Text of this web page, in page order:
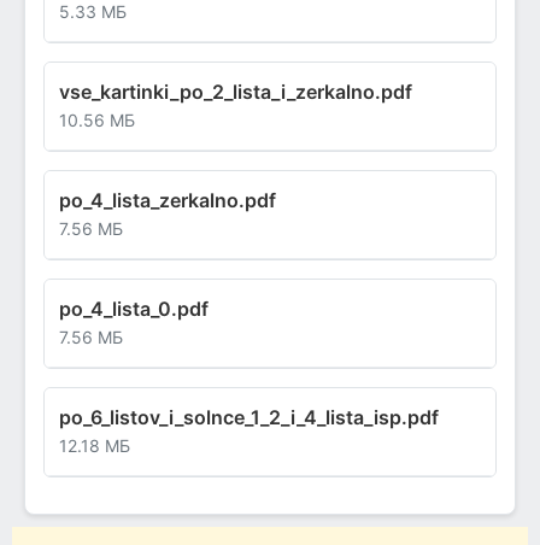
5.33 МБ
vse_kartinki_po_2_lista_i_zerkalno.pdf
10.56 МБ
po_4_lista_zerkalno.pdf
7.56 МБ
po_4_lista_0.pdf
7.56 МБ
po_6_listov_i_solnce_1_2_i_4_lista_isp.pdf
12.18 МБ